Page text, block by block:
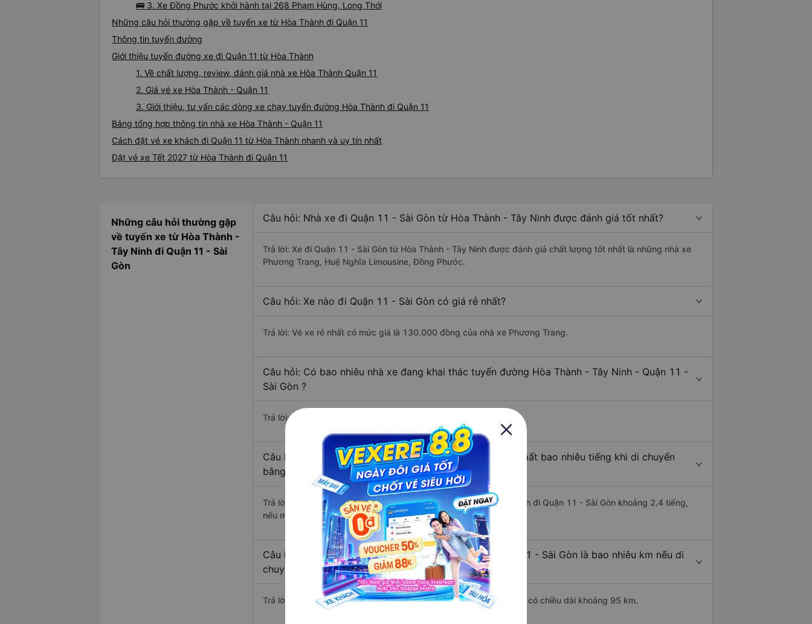
🚌 3. Xe Đồng Phước khởi hành tại 268 Phạm Hùng, Long Thới
Những câu hỏi thường gặp về tuyến xe từ Hòa Thành đi Quận 11
Thông tin tuyến đường
Giới thiệu tuyến đường xe đi Quận 11 từ Hòa Thành
1. Về chất lượng, review, đánh giá nhà xe Hòa Thành Quận 11
2. Giá vé xe Hòa Thành - Quận 11
3. Giới thiệu, tư vấn các dòng xe chạy tuyến đường Hòa Thành đi Quận 11
Bảng tổng hợp thông tin nhà xe Hòa Thành - Quận 11
Cách đặt vé xe khách đi Quận 11 từ Hòa Thành nhanh và uy tín nhất
Đặt vé xe Tết 2027 từ Hòa Thành đi Quận 11
Những câu hỏi thường gặp
về tuyến xe từ Hòa Thành -
Tây Ninh đi Quận 11 - Sài
Gòn
Câu hỏi: Nhà xe đi Quận 11 - Sài Gòn từ Hòa Thành - Tây Ninh được đánh giá tốt nhất?
Trả lời: Xe đi Quận 11 - Sài Gòn từ Hòa Thành - Tây Ninh được đánh giá chất lượng tốt nhất là những nhà xe
Phương Trang, Huệ Nghĩa Limousine, Đồng Phước.
Câu hỏi: Xe nào đi Quận 11 - Sài Gòn có giá rẻ nhất?
Trả lời: Vé xe rẻ nhất có mức giá là 130.000 đồng của nhà xe Phương Trang.
Câu hỏi: Có bao nhiêu nhà xe đang khai thác tuyến đường Hòa Thành - Tây Ninh - Quận 11 -
Sài Gòn ?
Trả lời: Hiện tại có 3 nhà xe khai thác tuyến đường.
Câu hỏi: Từ Hòa Thành - Tây Ninh đi Quận 11 - Sài Gòn mất bao nhiêu tiếng khi di chuyển
bằng xe khách?
Trả lời: Thời gian di chuyển bằng xe khách từ Hòa Thành - Tây Ninh đi Quận 11 - Sài Gòn khoảng 2.4 tiếng,
nếu mật độ giao thông thuận lợi.
Câu hỏi: Khoảng cách từ Hòa Thành - Tây Ninh đi Quận 11 - Sài Gòn là bao nhiêu km nếu di
chuyển bằng xe khách?
Trả lời: Đoạn đường đi Quận 11 - Sài Gòn từ Hòa Thành - Tây Ninh có chiều dài khoảng 95 km.